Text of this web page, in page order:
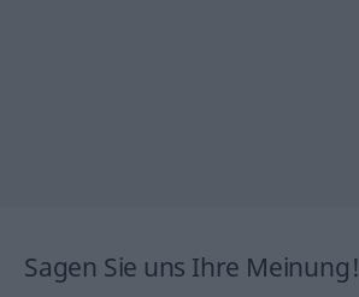
Sagen Sie uns Ihre Meinung!